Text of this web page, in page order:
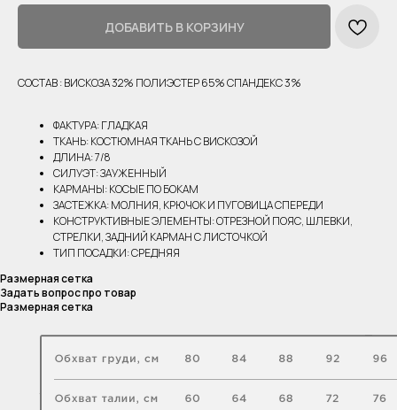
ДОБАВИТЬ В КОРЗИНУ
СОСТАВ : ВИСКОЗА 32% ПОЛИЭСТЕР 65% СПАНДЕКС 3%
ФАКТУРА: ГЛАДКАЯ
ТКАНЬ: КОСТЮМНАЯ ТКАНЬ С ВИСКОЗОЙ
ДЛИНА: 7/8
СИЛУЭТ: ЗАУЖЕННЫЙ
КАРМАНЫ: КОСЫЕ ПО БОКАМ
ЗАСТЕЖКА: МОЛНИЯ, КРЮЧОК И ПУГОВИЦА СПЕРЕДИ
КОНСТРУКТИВНЫЕ ЭЛЕМЕНТЫ: ОТРЕЗНОЙ ПОЯС, ШЛЕВКИ,
СТРЕЛКИ, ЗАДНИЙ КАРМАН С ЛИСТОЧКОЙ
ТИП ПОСАДКИ: СРЕДНЯЯ
Размерная сетка
Задать вопрос про товар
Размерная сетка